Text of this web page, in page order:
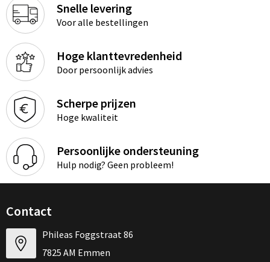
Snelle levering
Voor alle bestellingen
Hoge klanttevredenheid
Door persoonlijk advies
Scherpe prijzen
Hoge kwaliteit
Persoonlijke ondersteuning
Hulp nodig? Geen probleem!
Contact
Phileas Foggstraat 86
7825 AM Emmen